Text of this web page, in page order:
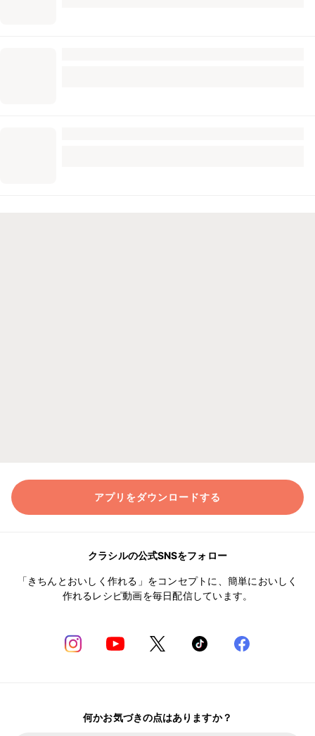
アプリをダウンロードする
クラシルの公式SNSをフォロー
「きちんとおいしく作れる」をコンセプトに、簡単においしく
作れるレシピ動画を毎日配信しています。
何かお気づきの点はありますか？